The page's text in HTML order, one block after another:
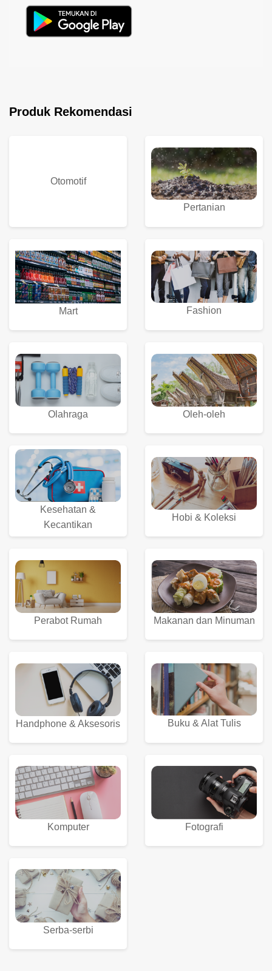
Produk Rekomendasi
Otomotif
Pertanian
Mart Fashion
Olahraga Oleh-oleh
Kesehatan &
Kecantikan
Hobi & Koleksi
Perabot Rumah Makanan dan Minuman
Handphone & Aksesoris Buku & Alat Tulis
Komputer Fotografi
Serba-serbi